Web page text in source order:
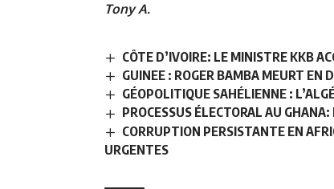
Tony A.
CÔTE D’IVOIRE: LE MINISTRE KKB
GUINEE : ROGER BAMBA MEURT EN
GÉOPOLITIQUE SAHÉLIENNE :
PROCESSUS ÉLECTORAL AU
CORRUPTION PERSISTANTE EN
URGENTES